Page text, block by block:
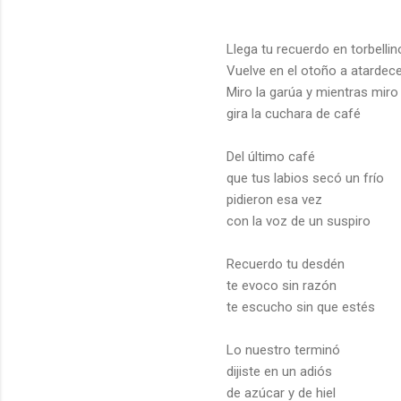
Llega tu recuerdo en
Vuelve en el otoño a
Miro la garúa y mientras miro
gira la cuchara de café
Del último café
que tus labios secó un frío
pidieron esa vez
con la voz de un suspiro
Recuerdo tu desdén
te evoco sin razón
te escucho sin que estés
Lo nuestro terminó
dijiste en un adiós
de azúcar y de hiel